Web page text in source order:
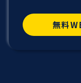
無料